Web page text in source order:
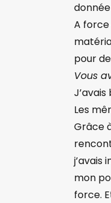
A
pour
Vous
Les
Grâce
j’avais
mon
force.